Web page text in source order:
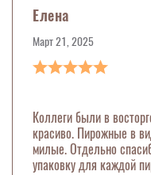
Елена
Март 21, 2025
Коллеги были в
красиво. Пирожные в
милые. Отдельно
упаковку для каждой